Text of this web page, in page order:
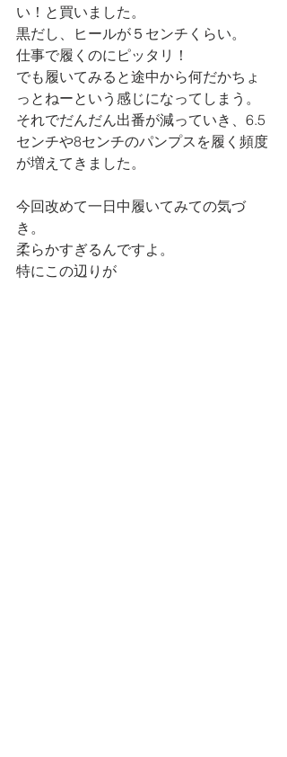
い！と買いました。
黒だし、ヒールが５センチくらい。
仕事で履くのにピッタリ！
でも履いてみると途中から何だかちょ
っとねーという感じになってしまう。
それでだんだん出番が減っていき、6.5
センチや8センチのパンプスを履く頻度
が増えてきました。
今回改めて一日中履いてみての気づ
き。
柔らかすぎるんですよ。
特にこの辺りが